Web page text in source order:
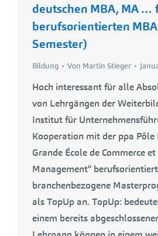
deutschen MBA, MA …
berufsorientierten MBA
Semester)
Bildung Von Martin Stieger
Hoch interessant für alle
von Lehrgängen der
Institut für
Kooperation mit der ppa Pôle
Grande École de Commerce et
Management“
branchenbezogene
als TopUp an. TopUp:
einem bereits